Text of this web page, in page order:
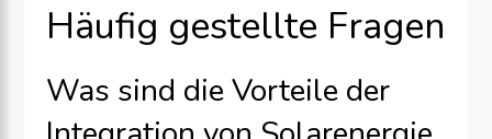
Häufig gestellte Fragen
Was sind die Vorteile der